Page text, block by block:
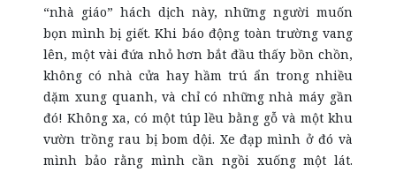
“nhà giáo” hách dịch này, những người muốn
bọn mình bị giết. Khi báo động toàn trường vang
lên, một vài đứa nhỏ hơn bắt đầu thấy bồn chồn,
không có nhà cửa hay hầm trú ẩn trong nhiều
dặm xung quanh, và chỉ có những nhà máy gần
đó! Không xa, có một túp lều bằng gỗ và một khu
vườn trồng rau bị bom dội. Xe đạp mình ở đó và
mình bảo rằng mình cần ngồi xuống một lát.